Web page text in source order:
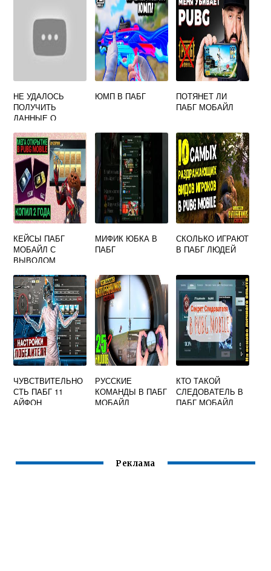
НЕ УДАЛОСЬ
ПОЛУЧИТЬ
ДАННЫЕ О
СХЕМЫ PUBG
MOBILE
ЮМП В ПАБГ
ПОТЯНЕТ ЛИ
ПАБГ МОБАЙЛ
КЕЙСЫ ПАБГ
МОБАЙЛ С
ВЫВОДОМ
МИФИК ЮБКА В
ПАБГ
СКОЛЬКО ИГРАЮТ
В ПАБГ ЛЮДЕЙ
ЧУВСТВИТЕЛЬНО
СТЬ ПАБГ 11
АЙФОН
РУССКИЕ
КОМАНДЫ В ПАБГ
МОБАЙЛ
КТО ТАКОЙ
СЛЕДОВАТЕЛЬ В
ПАБГ МОБАЙЛ
Реклама